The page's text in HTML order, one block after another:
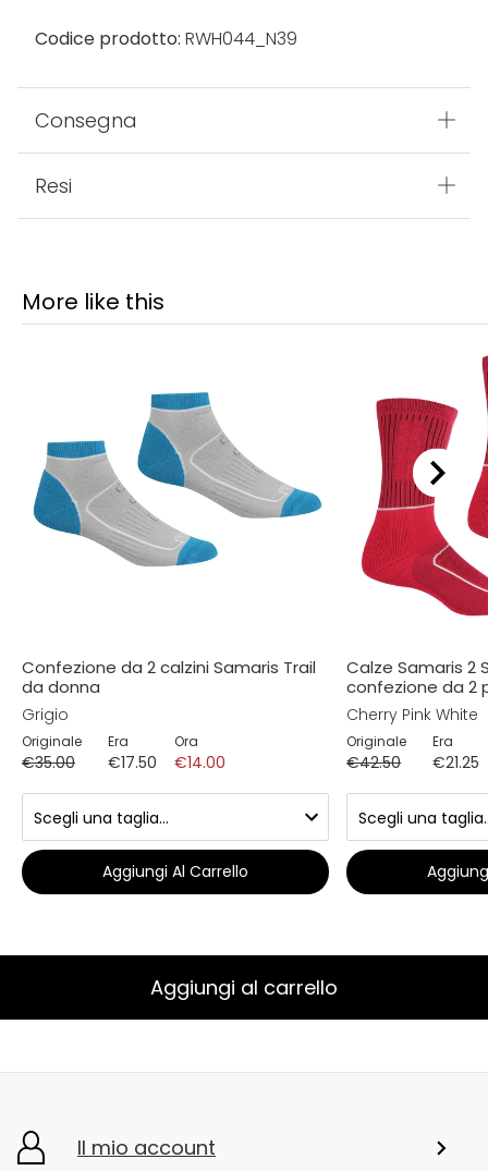
Codice prodotto: RWH044_N39
Consegna
Resi
More like this
Confezione da 2 calzini Samaris Trail
da donna
Grigio
Originale
€35.00
Era
€17.50
Ora
€14.00
Aggiungi Al Carrello
Calze Samaris 2
confezione da 2
Cherry Pink White
Originale
€42.50
Era
€21.25
Aggiungi al carrello
Il mio account